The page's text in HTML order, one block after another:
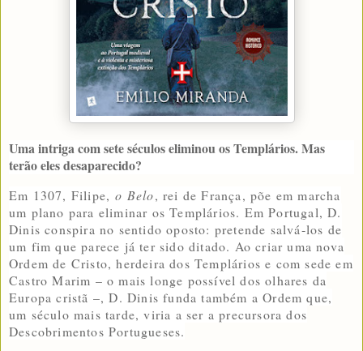
Uma intriga com sete séculos eliminou os Templários. Mas
terão eles desaparecido?
Em 1307, Filipe, o Belo, rei de França, põe em marcha
um plano para eliminar os Templários. Em Portugal, D.
Dinis conspira no sentido oposto: pretende salvá‑los de
um fim que parece já ter sido ditado. Ao criar uma nova
Ordem de Cristo, herdeira dos Templários e com sede em
Castro Marim – o mais longe possível dos olhares da
Europa cristã –, D. Dinis funda também a Ordem que,
um século mais tarde, viria a ser a precursora dos
Descobrimentos Portugueses.